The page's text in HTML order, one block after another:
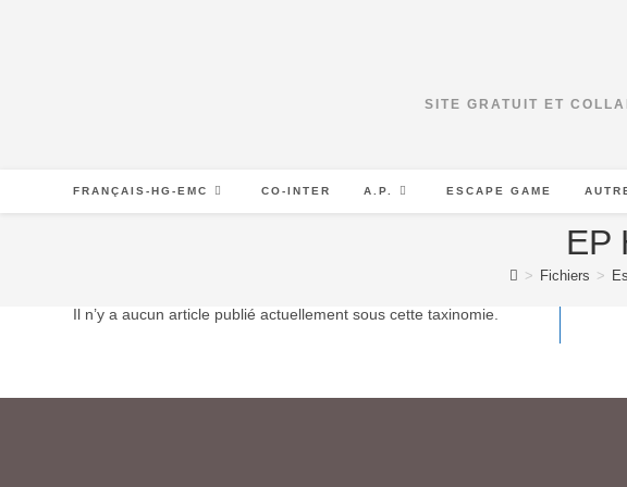
SITE GRATUIT ET
FRANÇAIS-HG-EMC CO-INTER A.P. ESCAPE GAME
EP
> Fichiers >
Il n’y a aucun article publié actuellement sous cette taxinomie.